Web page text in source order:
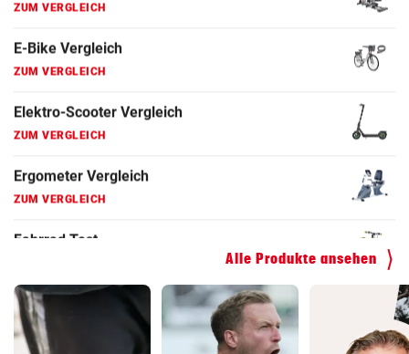
ZUM VERGLEICH
ZUM VERGLEICH
ZUM VERGLEICH
ZUM VERGLEICH
ZUM VERGLEICH
Alle Produkte ansehen